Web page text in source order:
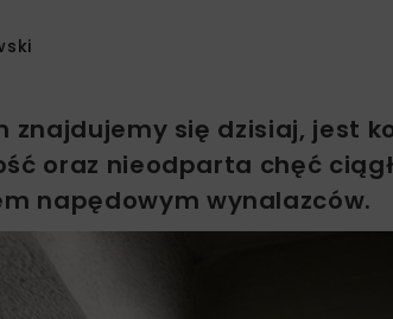
znajdujemy się dzisiaj, jest
oraz nieodparta chęć
napędowym wynalazców.